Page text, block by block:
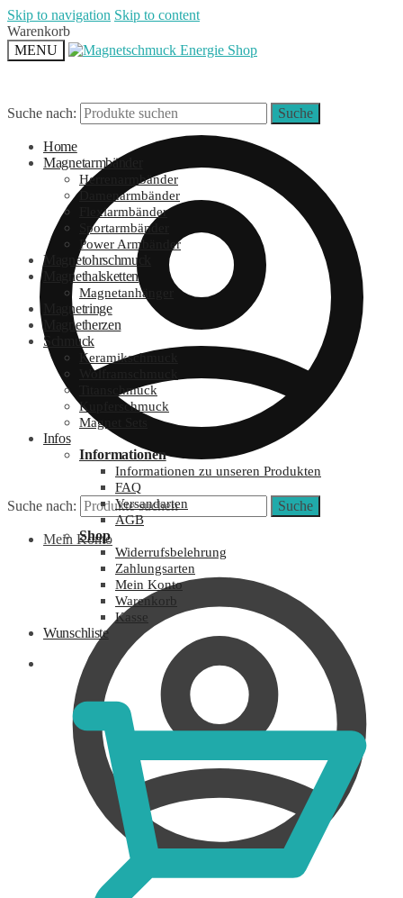
Skip to navigation Skip to content
Warenkorb
MENU
Suche nach: Suche
Mein Konto
Suche nach: Suche
Home
Magnetarmbänder
Herrenarmbänder
Damenarmbänder
Flexiarmbänder
Sportarmbänder
Power Armbänder
Magnetohrschmuck
Magnethalsketten
Magnetanhänger
Magnetringe
Magnetherzen
Schmuck
Keramikschmuck
Wolframschmuck
Titanschmuck
Kupferschmuck
Magnet Sets
Infos
Informationen
Informationen zu unseren Produkten
FAQ
Versandarten
AGB
Shop
Widerrufsbelehrung
Zahlungsarten
Mein Konto
Warenkorb
Kasse
Wunschliste